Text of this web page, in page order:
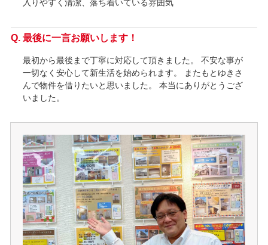
入りやすく清潔、落ち着いている雰囲気
最後に一言お願いします！
最初から最後まで丁寧に対応して頂きました。 不安な事が
一切なく安心して新生活を始められます。 またもとゆきさ
んで物件を借りたいと思いました。 本当にありがとうござ
いました。